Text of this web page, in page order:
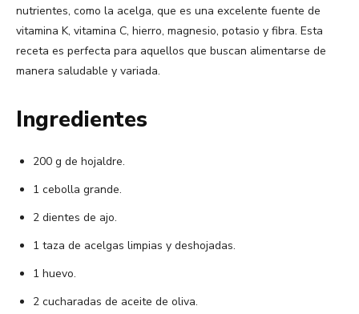
nutrientes, como la acelga, que es una excelente fuente de
vitamina K, vitamina C, hierro, magnesio, potasio y fibra. Esta
receta es perfecta para aquellos que buscan alimentarse de
manera saludable y variada.
Ingredientes
200 g de hojaldre.
1 cebolla grande.
2 dientes de ajo.
1 taza de acelgas limpias y deshojadas.
1 huevo.
2 cucharadas de aceite de oliva.